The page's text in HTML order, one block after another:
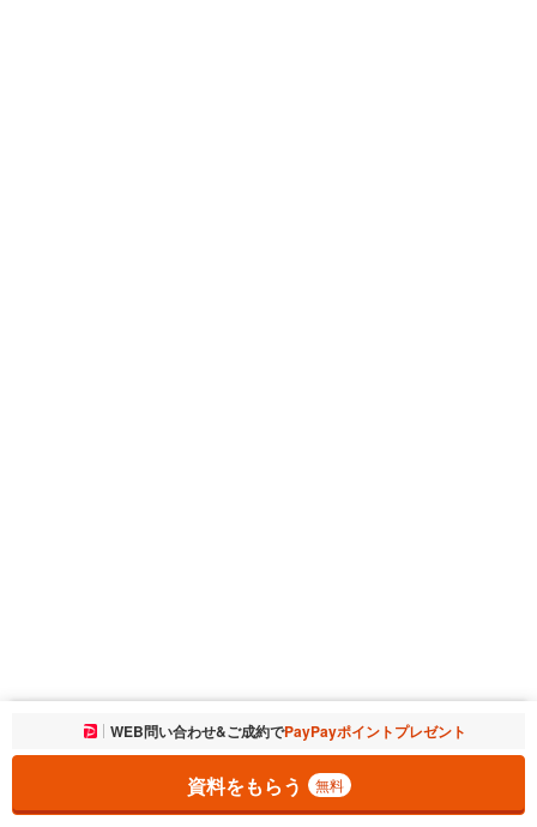
お気に入りに追加しました。 一覧を開く
WEB問い合わせ&ご成約でPayPayポイントプレゼント
資料をもらう 無料